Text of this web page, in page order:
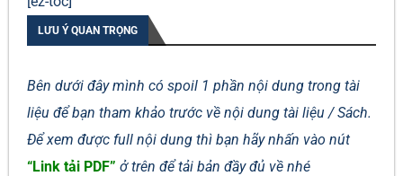
LƯU Ý QUAN TRỌNG
Bên dưới đây mình có spoil 1 phần nội dung trong tài
liệu để bạn tham khảo trước về nội dung tài liệu / Sách.
Để xem được full nội dung thì bạn hãy nhấn vào nút
“Link tải PDF” ở trên để tải bản đầy đủ về nhé